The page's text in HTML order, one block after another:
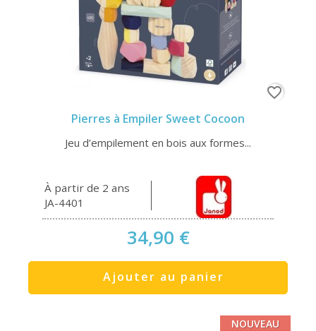
Pierres à Empiler Sweet Cocoon
Jeu d’empilement en bois aux formes...
À partir de 2 ans
JA-4401
34,90 €
Ajouter au panier
favorite_border
NOUVEAU